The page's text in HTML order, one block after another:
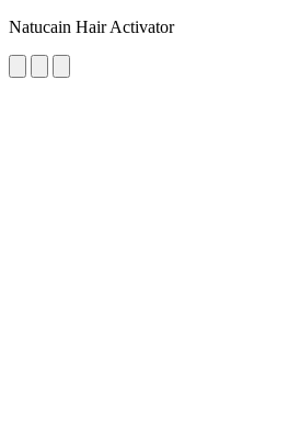
Natucain Hair Activator